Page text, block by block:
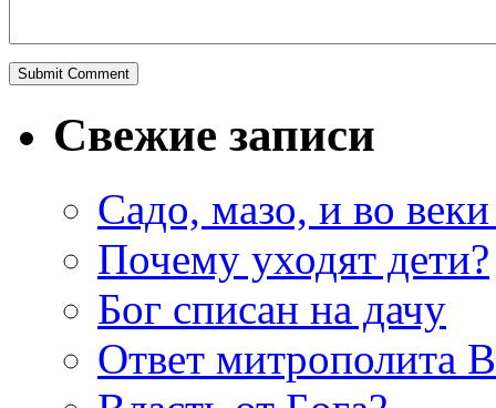
Свежие записи
Садо, мазо, и во веки
Почему уходят дети?
Бог списан на дачу
Ответ митрополита